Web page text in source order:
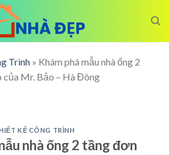
Trình » Khám phá mẫu nhà ống 2
của Mr. Bảo – Hà Đông
KẾ CÔNG TRÌNH
nhà ống 2 tầng đơn